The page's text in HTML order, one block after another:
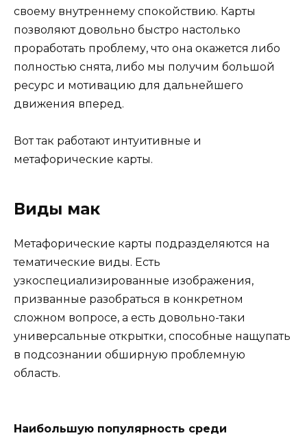
своему внутреннему спокойствию. Карты
позволяют довольно быстро настолько
проработать проблему, что она окажется либо
полностью снята, либо мы получим большой
ресурс и мотивацию для дальнейшего
движения вперед.
Вот так работают интуитивные и
метафорические карты.
Виды мак
Метафорические карты подразделяются на
тематические виды. Есть
узкоспециализированные изображения,
призванные разобраться в конкретном
сложном вопросе, а есть довольно-таки
универсальные открытки, способные нащупать
в подсознании обширную проблемную
область.
Наибольшую популярность среди